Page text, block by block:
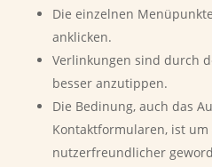
Die einzelnen
anklicken.
Verlinkungen sind durch
besser anzutippen.
Die Bedinung, auch das
Kontaktformularen, ist um
nutzerfreundlicher